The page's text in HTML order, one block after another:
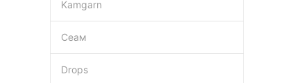
Kamgarn
Сеам
Drops